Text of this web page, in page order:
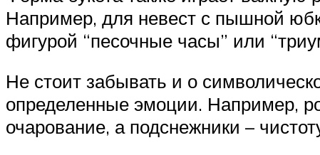
Например, для невест с пышной
фигурой “песочные часы” или
Не стоит забывать и о
определенные эмоции. Например,
очарование, а подснежники –